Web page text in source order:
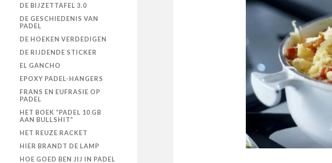
DE BIJZETTAFEL 3.0
DE GESCHIEDENIS VAN
PADEL
DE HOEKEN VERDEDIGEN
DE RIJDENDE STICKER
EL GANCHO
EPOXY PADEL-HANGERS
FRANS EN EUFRASIE OP
PADEL
HET BOEK “PADEL 10 GB
AAN BULLSHIT”
HET REUZE RACKET
HIER BRANDT DE LAMP
HOE GOED BEN JIJ IN PADEL